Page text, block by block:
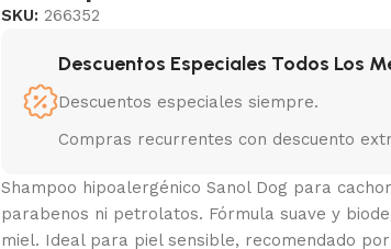
SKU:266352
Descuentos Especiales Todos Los
Descuentos especiales siempre.
Compras recurrentes con descuento
Shampoo hipoalergénico Sanol Dog para
parabenos ni petrolatos. Fórmula suave y
miel. Ideal para piel sensible, recomendado